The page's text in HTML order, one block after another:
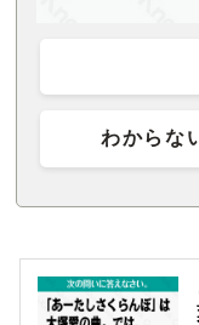
わからな